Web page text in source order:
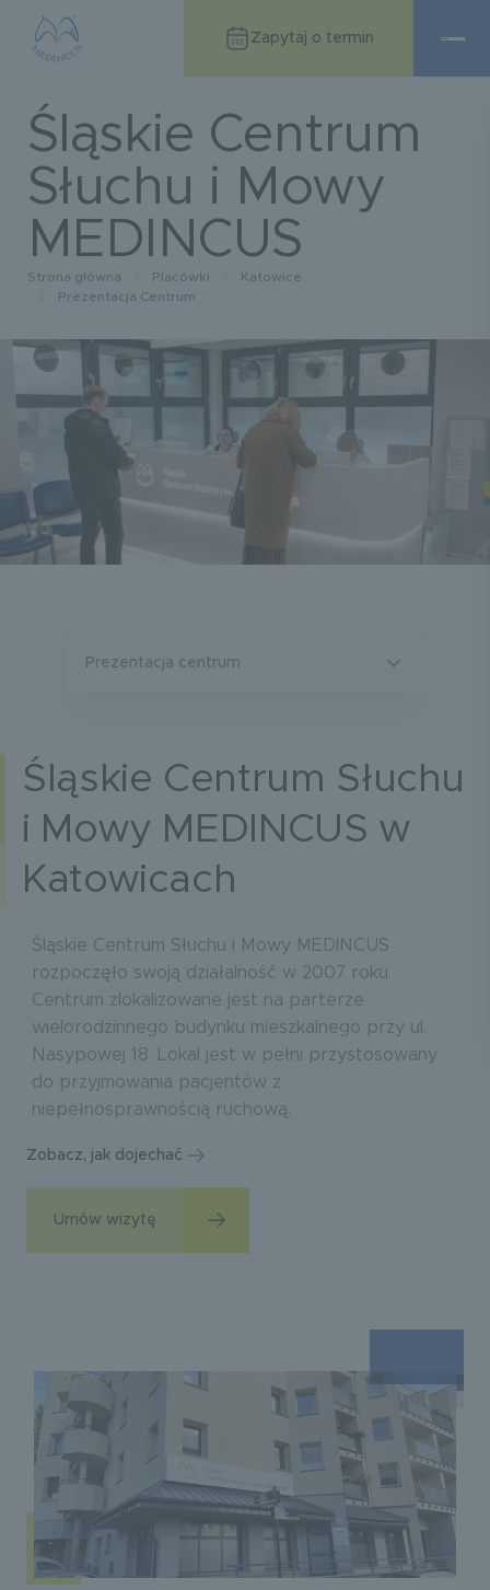
Zapytaj o termin
Śląskie Centrum
Słuchu i Mowy
MEDINCUS
Strona główna Placówki
Katowice
Prezentacja Centrum
prezentacja centrum
Śląskie Centrum Słuchu
i Mowy MEDINCUS w
Katowicach
Śląskie Centrum Słuchu i Mowy MEDINCUS
rozpoczęło swoją działalność w 2007 roku.
Centrum zlokalizowane jest na parterze
wielorodzinnego budynku mieszkalnego przy ul.
Nasypowej 18. Lokal jest w pełni przystosowany
do przyjmowania pacjentów z
niepełnosprawnością ruchową.
Zobacz, jak dojechać
Umów wizytę